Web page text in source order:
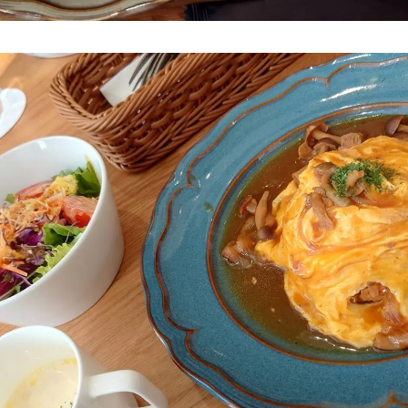
ービス
お客様相談室